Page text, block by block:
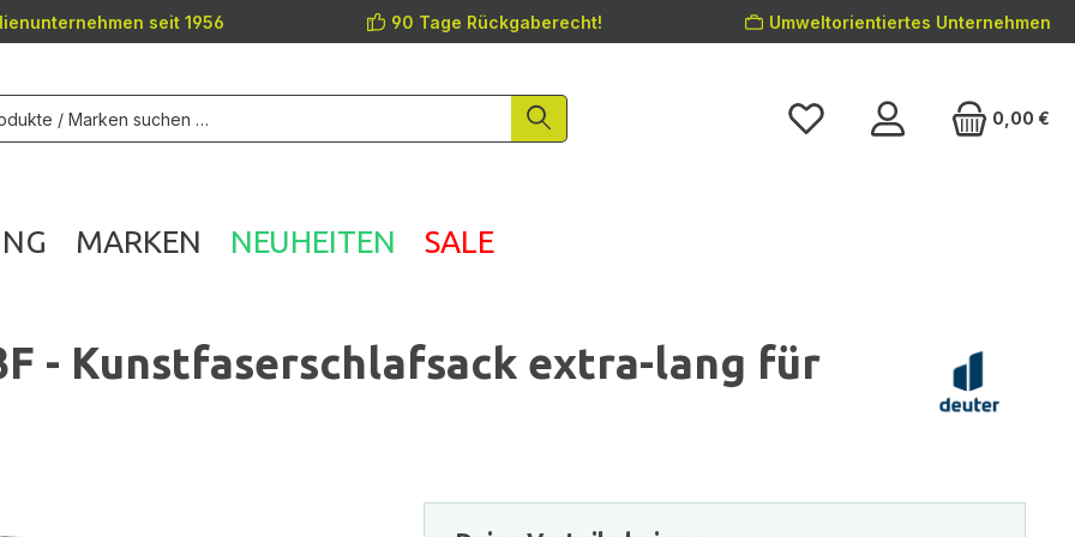
seit 1956 90 Tage Rückgaberecht! Umweltorientiertes Unternehmen
0,00 €
MARKEN NEUHEITEN SALE
- Kunstfaserschlafsack extra-lang für